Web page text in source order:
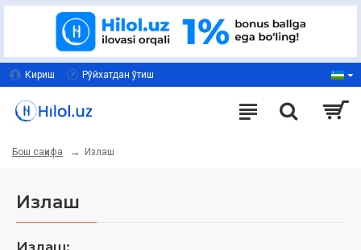
Кириш Рўйхатдан ўтиш
Бош саҳифа Излаш
Излаш